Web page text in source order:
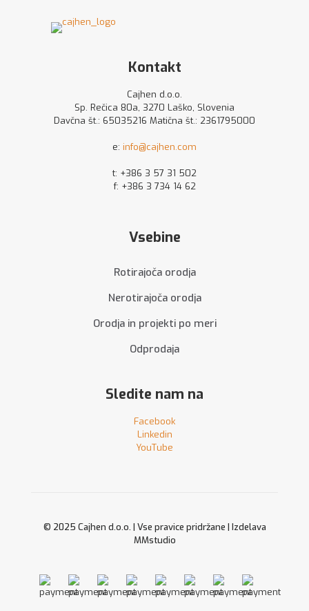
na
izdelka
Kontakt
Cajhen d.o.o.
Sp. Rečica 80a, 3270 Laško, Slovenia
Davčna št.: 65035216 Matična št.: 2361795000
e: info@cajhen.com
t: +386 3 57 31 502
f: +386 3 734 14 62
Vsebine
Rotirajoča orodja
Nerotirajoča orodja
Orodja in projekti po meri
Odprodaja
Sledite nam na
Facebook
Linkedin
YouTube
© 2025 Cajhen d.o.o. | Vse pravice pridržane | Izdelava
MMstudio